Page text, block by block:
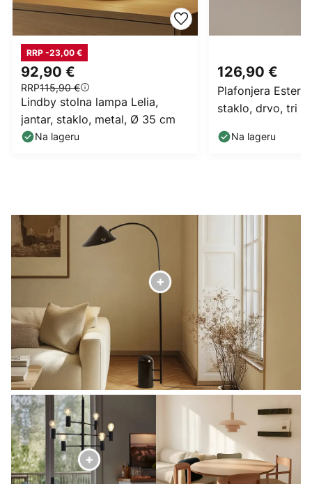
92,90 €
RRP115,90 €
RRP -23,00 €
Lindby stolna lampa Lelia,
jantar, staklo, metal, Ø 35 cm
Na lageru
126,90 €
Plafonjera
staklo, drvo, tri
Na lageru